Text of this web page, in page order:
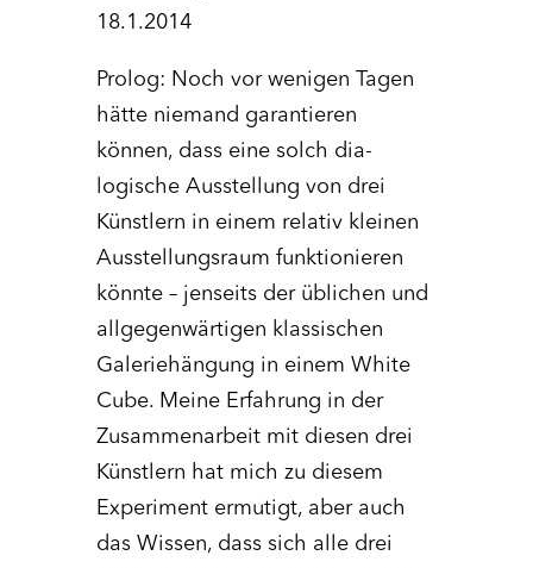
18.1.2014
Prolog: Noch vor wenigen Tagen
hätte niemand garantieren
können, dass eine solch dia-
logische Ausstellung von drei
Künstlern in einem relativ kleinen
Ausstellungsraum funktionieren
könnte – jenseits der üblichen und
allgegenwärtigen klassischen
Galeriehängung in einem White
Cube. Meine Erfahrung in der
Zusammenarbeit mit diesen drei
Künstlern hat mich zu diesem
Experiment ermutigt, aber auch
das Wissen, dass sich alle drei